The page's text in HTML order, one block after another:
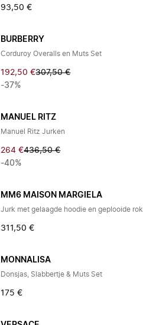
93,50 €
BURBERRY
Corduroy Overalls en Muts Set
192,50 €307,50 €
-37%
MANUEL RITZ
Manuel Ritz Jurken
264 €436,50 €
-40%
MM6 MAISON MARGIELA
Jurk met gelaagde hoodie en geplooide rok
311,50 €
MONNALISA
Donsjas, Slabbertje & Muts Set
175 €